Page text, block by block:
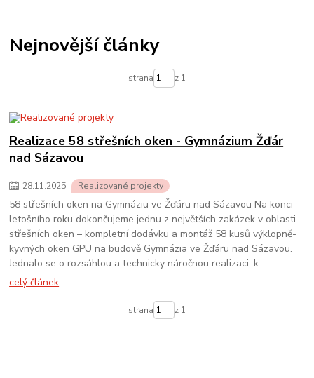
Nejnovější články
strana z 1
Realizace 58 střešních oken - Gymnázium Žďár
nad Sázavou
28.11.2025 Realizované projekty
58 střešních oken na Gymnáziu ve Žďáru nad Sázavou Na konci
letošního roku dokončujeme jednu z největších zakázek v oblasti
střešních oken – kompletní dodávku a montáž 58 kusů výklopně-
kyvných oken GPU na budově Gymnázia ve Žďáru nad Sázavou.
Jednalo se o rozsáhlou a technicky náročnou realizaci, k
celý článek
strana z 1